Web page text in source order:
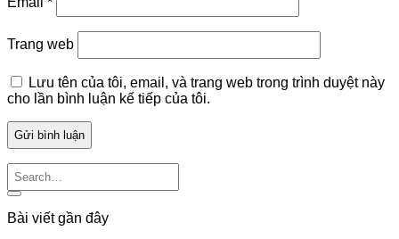
Trang web
Lưu tên của tôi, email, và trang web trong trình duyệt này
cho lần bình luận kế tiếp của tôi.
Bài viết gần đây